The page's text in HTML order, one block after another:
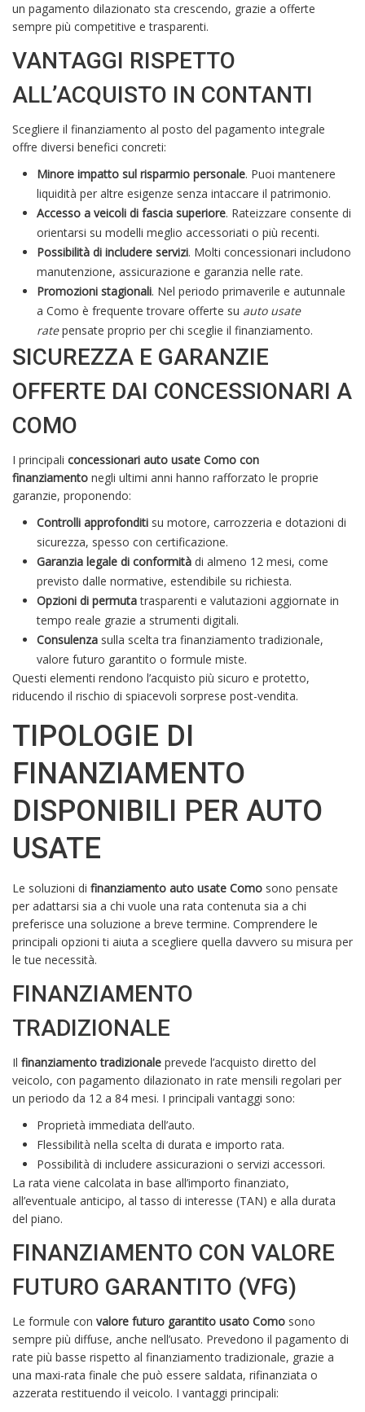
un pagamento dilazionato sta crescendo, grazie a offerte
sempre più competitive e trasparenti.
VANTAGGI RISPETTO
ALL’ACQUISTO IN CONTANTI
Scegliere il finanziamento al posto del pagamento integrale
offre diversi benefici concreti:
Minore impatto sul risparmio personale. Puoi mantenere
liquidità per altre esigenze senza intaccare il patrimonio.
Accesso a veicoli di fascia superiore. Rateizzare consente di
orientarsi su modelli meglio accessoriati o più recenti.
Possibilità di includere servizi. Molti concessionari includono
manutenzione, assicurazione e garanzia nelle rate.
Promozioni stagionali. Nel periodo primaverile e autunnale
a Como è frequente trovare offerte su auto usate
ratepensate proprio per chi sceglie il finanziamento.
SICUREZZA E GARANZIE
OFFERTE DAI CONCESSIONARI A
COMO
I principali concessionari auto usate Como con
finanziamento negli ultimi anni hanno rafforzato le proprie
garanzie, proponendo:
Controlli approfonditi su motore, carrozzeria e dotazioni di
sicurezza, spesso con certificazione.
Garanzia legale di conformità di almeno 12 mesi, come
previsto dalle normative, estendibile su richiesta.
Opzioni di permutatrasparenti e valutazioni aggiornate in
tempo reale grazie a strumenti digitali.
Consulenza sulla scelta tra finanziamento tradizionale,
valore futuro garantito o formule miste.
Questi elementi rendono l’acquisto più sicuro e protetto,
riducendo il rischio di spiacevoli sorprese post-vendita.
TIPOLOGIE DI
FINANZIAMENTO
DISPONIBILI PER AUTO
USATE
Le soluzioni di finanziamento auto usate Como sono pensate
per adattarsi sia a chi vuole una rata contenuta sia a chi
preferisce una soluzione a breve termine. Comprendere le
principali opzioni ti aiuta a scegliere quella davvero su misura per
le tue necessità.
FINANZIAMENTO
TRADIZIONALE
Il finanziamento tradizionale prevede l’acquisto diretto del
veicolo, con pagamento dilazionato in rate mensili regolari per
un periodo da 12 a 84 mesi. I principali vantaggi sono:
Proprietà immediata dell’auto.
Flessibilità nella scelta di durata e importo rata.
Possibilità di includere assicurazioni o servizi accessori.
La rata viene calcolata in base all’importo finanziato,
all’eventuale anticipo, al tasso di interesse (TAN) e alla durata
del piano.
FINANZIAMENTO CON VALORE
FUTURO GARANTITO (VFG)
Le formule con valore futuro garantito usato Como sono
sempre più diffuse, anche nell’usato. Prevedono il pagamento di
rate più basse rispetto al finanziamento tradizionale, grazie a
una maxi-rata finale che può essere saldata, rifinanziata o
azzerata restituendo il veicolo. I vantaggi principali: